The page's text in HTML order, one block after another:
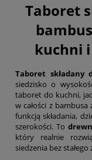
Taboret
kuchni
Taboret składany
siedzisko o
taboret do kuchni,
w całości z
funkcją składania,
szerokości. To
który realnie
siedzenia bez